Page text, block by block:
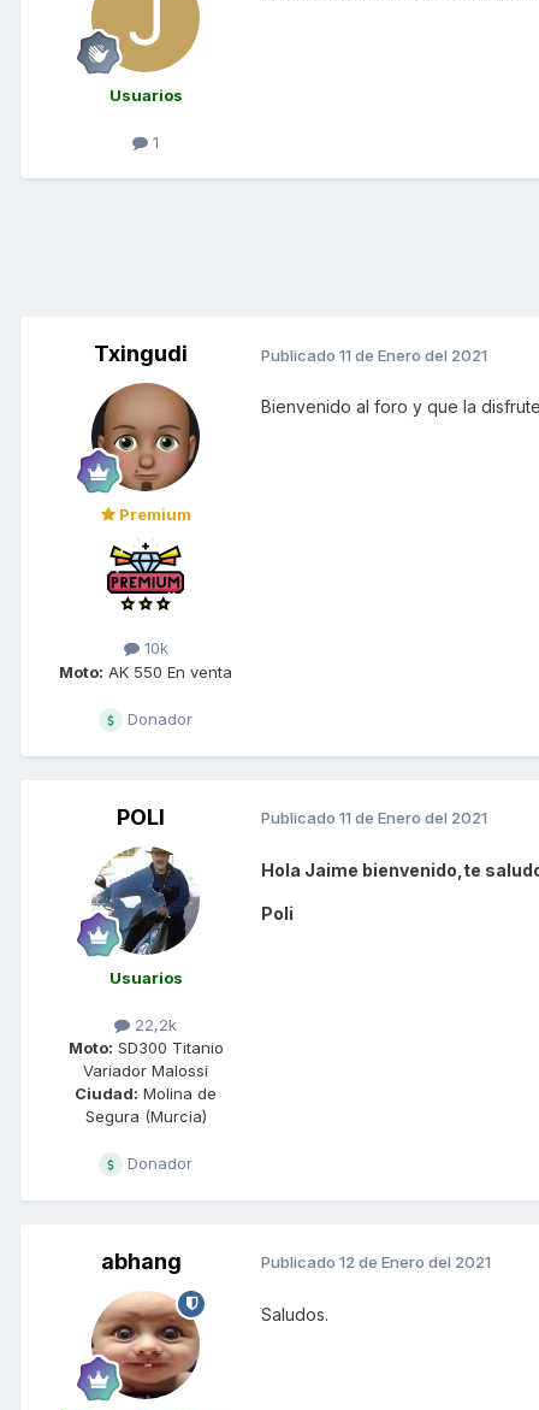
Usuarios
1
Txingudi
Premium
10k
Moto: AK 550 En venta
Donador
Publicado 11 de Enero del 2021
Bienvenido al foro y que la
POLI
Usuarios
22,2k
Moto: SD300 Titanio
Variador Malossi
Ciudad: Molina de
Segura (Murcia)
Donador
Publicado 11 de Enero del 2021
Hola Jaime bienvenido,te
Poli
abhang Publicado 12 de Enero del 2021
Saludos.